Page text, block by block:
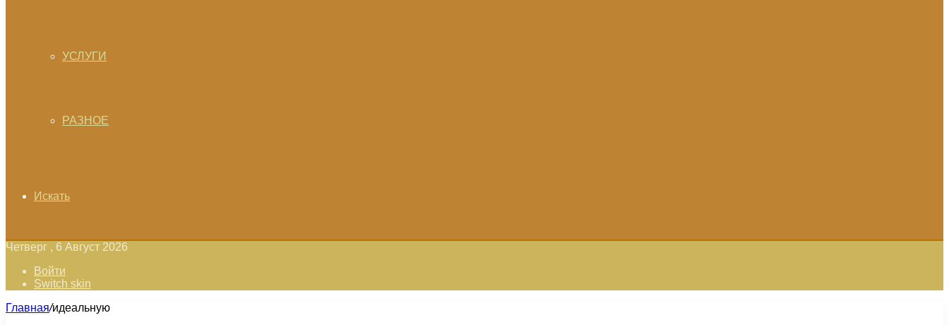
УСЛУГИ
РАЗНОЕ
Искать
Четверг , 6 Август 2026
Войти
Switch skin
Главная/идеальную